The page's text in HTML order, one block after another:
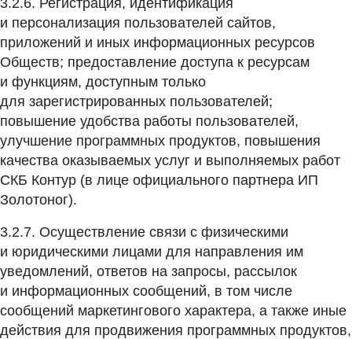
3.2.6. Регистрация, идентификация
и персонализация пользователей сайтов,
приложений и иных информационных ресурсов
Обществ; предоставление доступа к ресурсам
и функциям, доступным только
для зарегистрированных пользователей;
повышение удобства работы пользователей,
улучшение программных продуктов, повышения
качества оказываемых услуг и выполняемых работ
СКБ Контур (в лице официального партнера ИП
Золотоног).
3.2.7. Осуществление связи с физическими
и юридическими лицами для направления им
уведомлений, ответов на запросы, рассылок
и информационных сообщений, в том числе
сообщений маркетингового характера, а также иные
действия для продвижения программных продуктов,